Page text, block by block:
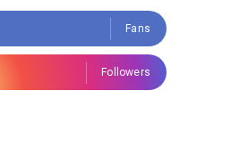
Fans
Followers